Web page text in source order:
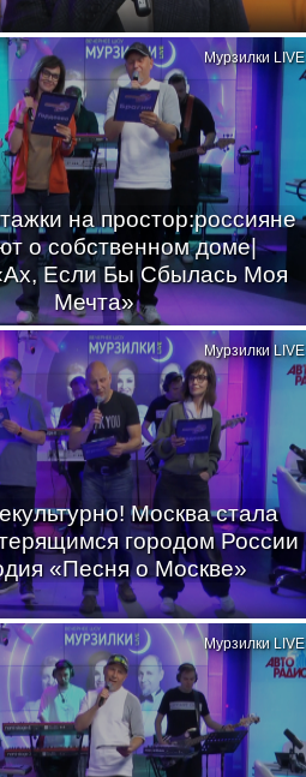
на простор:россияне
о собственном доме|
Если Бы Сбылась Моя
Мечта»
Мурзилки LIVE
Москва стала
городом России
«Песня о Москве»
Мурзилки LIVE
Мурзилки LIVE